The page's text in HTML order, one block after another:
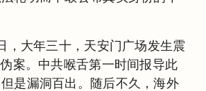
，大年三十，天安门广场发生震
案。中共喉舌第一时间报导此
是漏洞百出。随后不久，海外